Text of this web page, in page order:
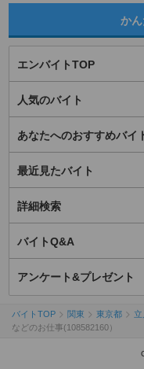
か
エンバイトTOP
人気のバイト
あなたへのおすすめバイ
最近見たバイト
詳細検索
バイトQ&A
アンケート&プレゼント
バイトTOP 関東 東京都 立
などのお仕事(108582160）